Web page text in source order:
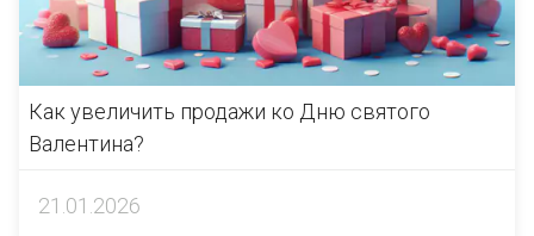
Как увеличить продажи ко Дню святого
Валентина?
21.01.2026